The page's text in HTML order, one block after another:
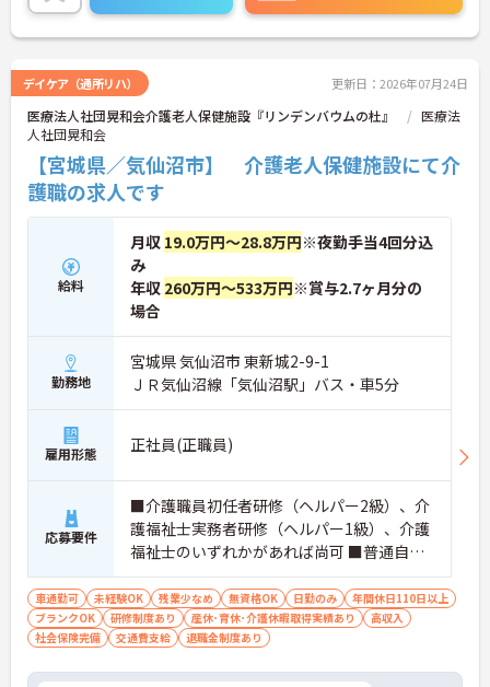
デイケア（通所リハ） 更新日：2026年07月24日
医療法人社団晃和会介護老人保健施設『リンデンバウムの杜』
医療法
人社団晃和会
【宮城県／気仙沼市】 介護老人保健施設にて介
護職の求人です
給料
月収 19.0万円～28.8万円※夜勤手当4回分込
み
年収 260万円～533万円※賞与2.7ヶ月分の
場合
勤務地
宮城県 気仙沼市 東新城2-9-1
ＪＲ気仙沼線「気仙沼駅」バス・車5分
雇用形態 正社員(正職員)
応募要件
■介護職員初任者研修（ヘルパー2級）、介
護福祉士実務者研修（ヘルパー1級）、介護
福祉士のいずれかがあれば尚可 ■普通自動
車運転免許（AT車限定可） ※未経験相談可
車通勤可 未経験OK 残業少なめ 無資格OK 日勤のみ
年間休日110日以上
ブランクOK
研修制度あり 産休･育休･介護休暇取得実績あり
高収入
社会保険完備
交通費支給 退職金制度あり